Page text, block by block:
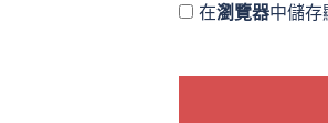
在瀏覽器中儲存